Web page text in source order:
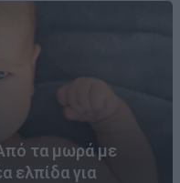
τα μωρά με
ελπίδα για